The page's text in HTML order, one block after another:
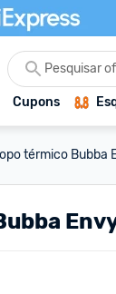
Cupons
térmico Bubba